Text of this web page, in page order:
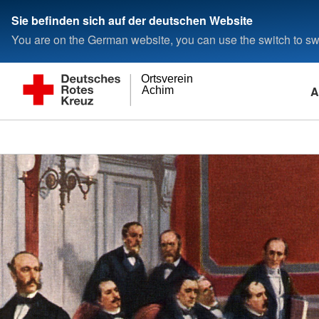
Sie befinden sich auf der deutschen Website
You are on the German website, you can use the switch to
Achim
Ortsverein